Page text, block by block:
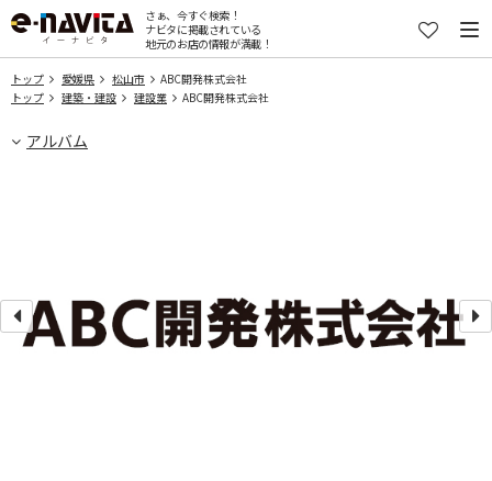
さぁ、今すぐ検索！
ナビタに掲載されている
地元のお店の情報が満載！
トップ 愛媛県 松山市
ABC開発株式会社
トップ
建築・建設 建設業 ABC開発株式会社
アルバム